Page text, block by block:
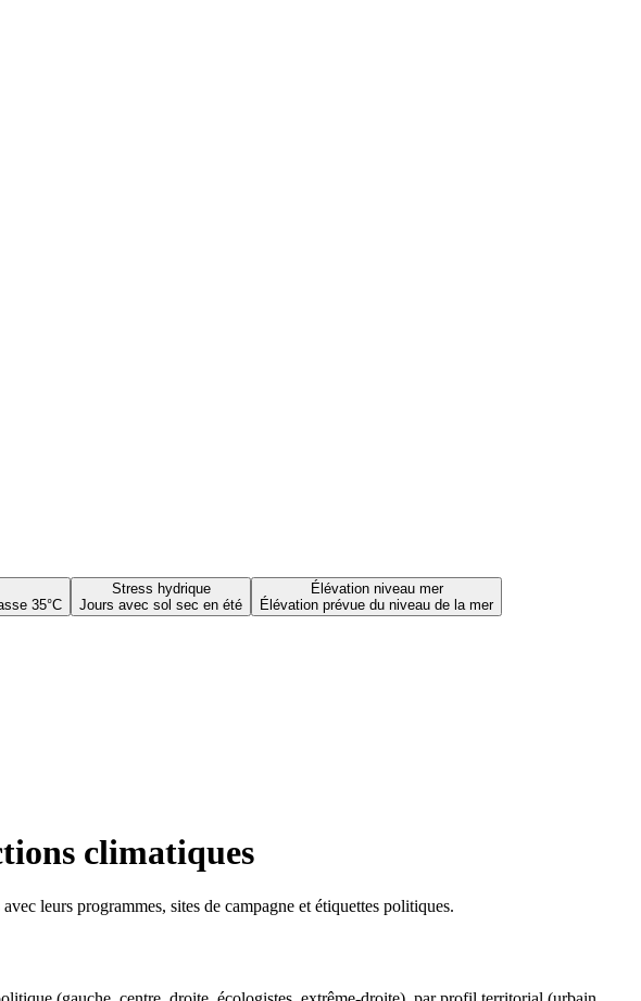
35°C
Stress hydrique
Jours avec sol sec en été
Élévation niveau mer
Élévation prévue du niveau de la mer
climatiques
leurs programmes, sites de campagne et étiquettes politiques.